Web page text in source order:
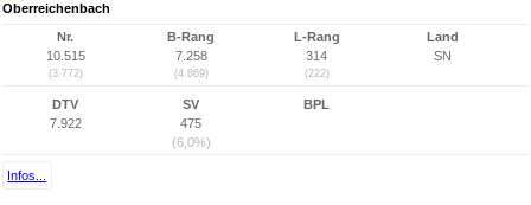
Oberreichenbach
Nr.
10.515
(3.772)
B-Rang
7.258
(4.869)
L-Rang
314
(222)
Land
SN
DTV
7.922
SV
475
(6,0%)
BPL
Infos...